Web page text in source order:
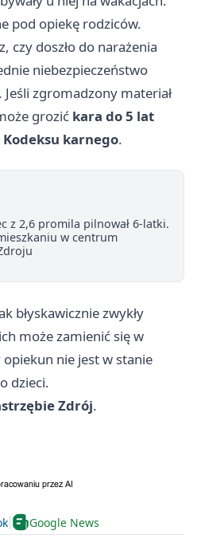
pod opiekę rodziców.
czy doszło do narażenia
niebezpieczeństwo
zgromadzony materiał
grozić kara do 5 lat
Kodeksu karnego.
z 2,6 promila pilnował 6-latki.
w centrum
błyskawicznie zwykły
może zamienić się w
nie jest w stanie
dzieci.
Zdrój.
Google News